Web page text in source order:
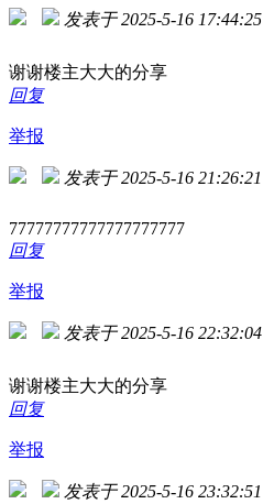
发表于 2025-5-16 17:44:25
谢谢楼主大大的分享
回复
举报
发表于 2025-5-16 21:26:21
77777777777777777777
回复
举报
发表于 2025-5-16 22:32:04
谢谢楼主大大的分享
回复
举报
发表于 2025-5-16 23:32:51